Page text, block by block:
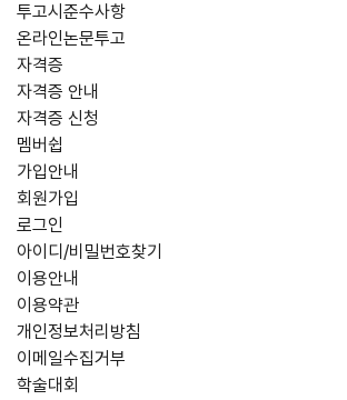
투고시준수사항
온라인논문투고
자격증
자격증 안내
자격증 신청
멤버쉽
가입안내
회원가입
로그인
아이디/비밀번호찾기
이용안내
이용약관
개인정보처리방침
이메일수집거부
학술대회